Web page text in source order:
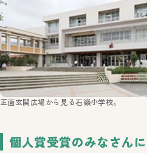
正面玄関広場から見る石嶺小学校。
個人賞受賞のみなさん